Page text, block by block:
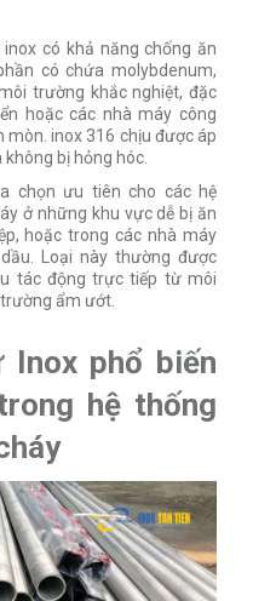
có khả năng chống ăn
có chứa molybdenum,
trường khắc nghiệt, đặc
hoặc các nhà máy công
mòn. inox 316 chịu được áp
bị hỏng hóc.
chọn ưu tiên cho các hệ
ở những khu vực dễ bị ăn
hoặc trong các nhà máy
Loại này thường được
tác động trực tiếp từ môi
ẩm ướt.
Inox phổ biến
hệ thống